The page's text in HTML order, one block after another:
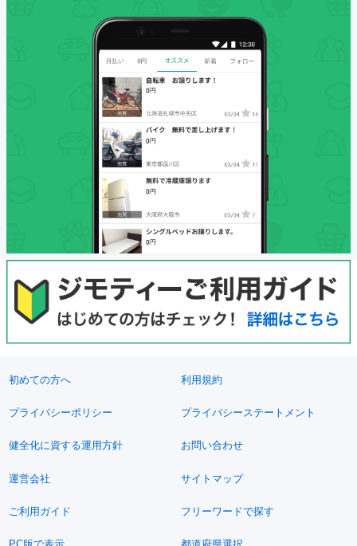
初めての方へ 利用規約
プライバシーポリシー プライバシーステートメント
健全化に資する運用方針 お問い合わせ
運営会社 サイトマップ
ご利用ガイド フリーワードで探す